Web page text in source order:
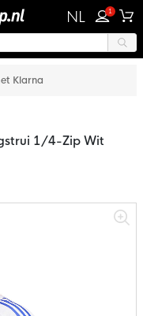
NL 1
Klarna
1/4-Zip Wit